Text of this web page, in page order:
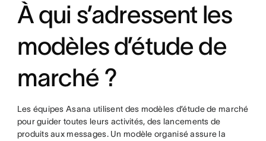
À qui s’adressent les
modèles d’étude de
marché ?
Les équipes Asana utilisent des modèles d’étude de marché
pour guider toutes leurs activités, des lancements de
produits aux messages. Un modèle organisé assure la